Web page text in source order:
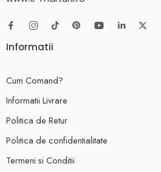
Informatii
Cum Comand?
Informatii Livrare
Politica de Retur
Politica de confidentialitate
Termeni si Conditii